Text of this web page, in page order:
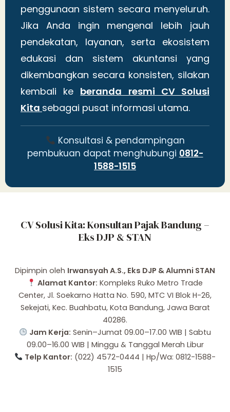
penggunaan sistem secara menyeluruh.
Jika Anda ingin mengenal lebih jauh
pendekatan, layanan, serta ekosistem
edukasi dan sistem akuntansi yang
dikembangkan secara konsisten, silakan
kembali ke beranda resmi CV Solusi
Kita sebagai pusat informasi utama.
Konsultasi & pendampingan
pembukuan dapat menghubungi 0812-
1588-1515
CV Solusi Kita: Konsultan Pajak Bandung –
Eks DJP & STAN
Dipimpin oleh Irwansyah A.S., Eks DJP & Alumni STAN
Alamat Kantor: Kompleks Ruko Metro Trade
Center, Jl. Soekarno Hatta No. 590, MTC VI Blok H-26,
Sekejati, Kec. Buahbatu, Kota Bandung, Jawa Barat
40286.
Jam Kerja: Senin–Jumat 09.00–17.00 WIB | Sabtu
09.00–16.00 WIB | Minggu & Tanggal Merah Libur
Telp Kantor: (022) 4572-0444 | Hp/Wa: 0812-1588-
1515